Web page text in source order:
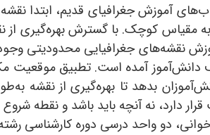
آموزش جغرافیای قدیم، ابتدا
مقیاس کوچک. با گسترش بهره‌گیری از
نقشه‌های جغرافیایی محدودیتی
آمده است. تطبیق موقعیت
بدهد تا بهره‌گیری از نقشه‌
دارد، نه آنچه باید باشد و نقطه
دو واحد درسی دوره کارشناسی